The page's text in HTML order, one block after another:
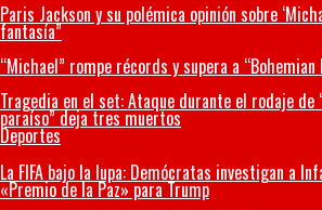
Paris Jackson y su polémica opinión sobre
fantasía”
“Michael” rompe récords y supera a “Bohemian
Tragedia en el set: Ataque durante el rodaje de
paraíso” deja tres muertos
Deportes
La FIFA bajo la lupa: Demócratas investigan a
«Premio de la Paz» para Trump